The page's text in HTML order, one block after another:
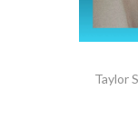
Taylor